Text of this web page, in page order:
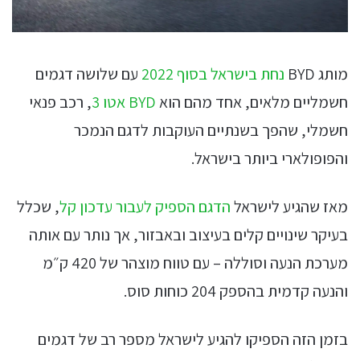
מותג BYD נחת בישראל בסוף 2022
עם שלושה דגמים
חשמליים מלאים, אחד מהם הואBYD אטו 3
, רכב פנאי
חשמלי, שהפך בשנתיים העוקבות לדגם הנמכר
והפופולארי ביותר בישראל.
מאז שהגיע לישראלהדגם הספיק לעבור עדכון קל, שכלל
בעיקר שינויים קלים בעיצוב ובאבזור, אך נותר עם אותה
מערכת הנעה וסוללה – עם טווח מוצהר של 420 ק״מ
והנעה קדמית בהספק 204 כוחות סוס.
בזמן הזה הספיקו להגיע לישראל מספר רב של דגמים